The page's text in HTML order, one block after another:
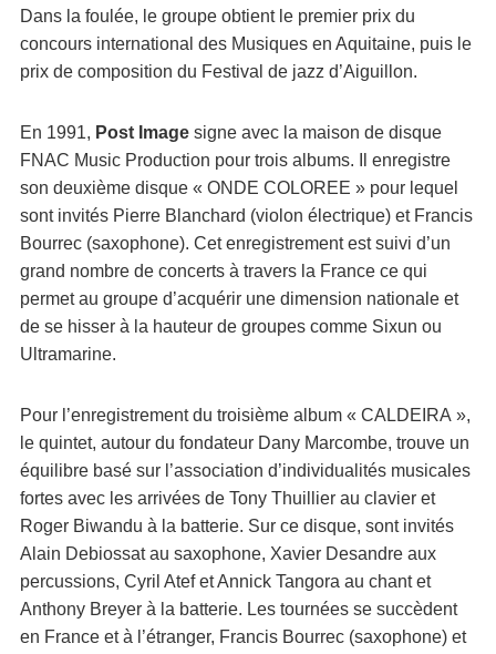
Dans la foulée, le groupe obtient le premier prix du
concours international des Musiques en Aquitaine, puis le
prix de composition du Festival de jazz d’Aiguillon.
En 1991, Post Imagesigne avec la maison de disque
FNAC Music Production pour trois albums. Il enregistre
son deuxième disque « ONDE COLOREE » pour lequel
sont invités Pierre Blanchard (violon électrique) et Francis
Bourrec (saxophone). Cet enregistrement est suivi d’un
grand nombre de concerts à travers la France ce qui
permet au groupe d’acquérir une dimension nationale et
de se hisser à la hauteur de groupes comme Sixun ou
Ultramarine.
Pour l’enregistrement du troisième album « CALDEIRA »,
le quintet, autour du fondateur Dany Marcombe, trouve un
équilibre basé sur l’association d’individualités musicales
fortes avec les arrivées de Tony Thuillier au clavier et
Roger Biwandu à la batterie. Sur ce disque, sont invités
Alain Debiossat au saxophone, Xavier Desandre aux
percussions, Cyril Atef et Annick Tangora au chant et
Anthony Breyer à la batterie. Les tournées se succèdent
en France et à l’étranger, Francis Bourrec (saxophone) et